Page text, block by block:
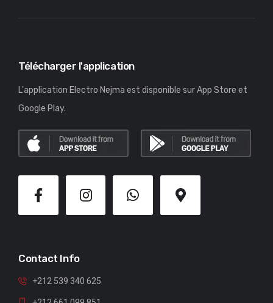
Télécharger l'application
L'application Electro Nejma est disponible sur App Store et
Google Play.
Contact Info
+212 539 340 625